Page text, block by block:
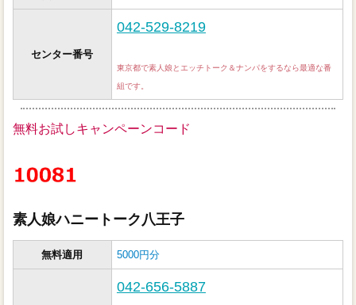
センター番号
042-529-8219
東京都で素人娘とエッチトーク＆ナンパをするなら最適な番
組です。
無料お試しキャンペーンコード
素人娘ハニートーク八王子
無料適用 5000円分
042-656-5887